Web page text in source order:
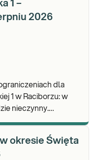
1 –
2026
dla
nieczynny.
okresie Święta